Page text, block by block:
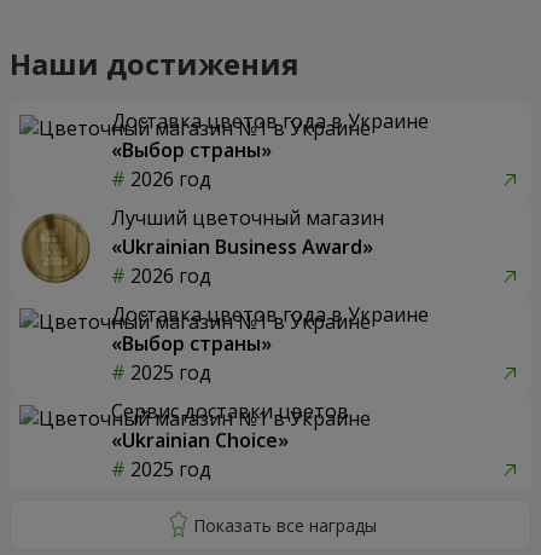
Наши достижения
Доставка цветов года в Украине
«Выбор страны»
2026 год
Лучший цветочный магазин
«Ukrainian Business Award»
2026 год
Доставка цветов года в Украине
«Выбор страны»
2025 год
Сервис доставки цветов
«Ukrainian Choice»
2025 год